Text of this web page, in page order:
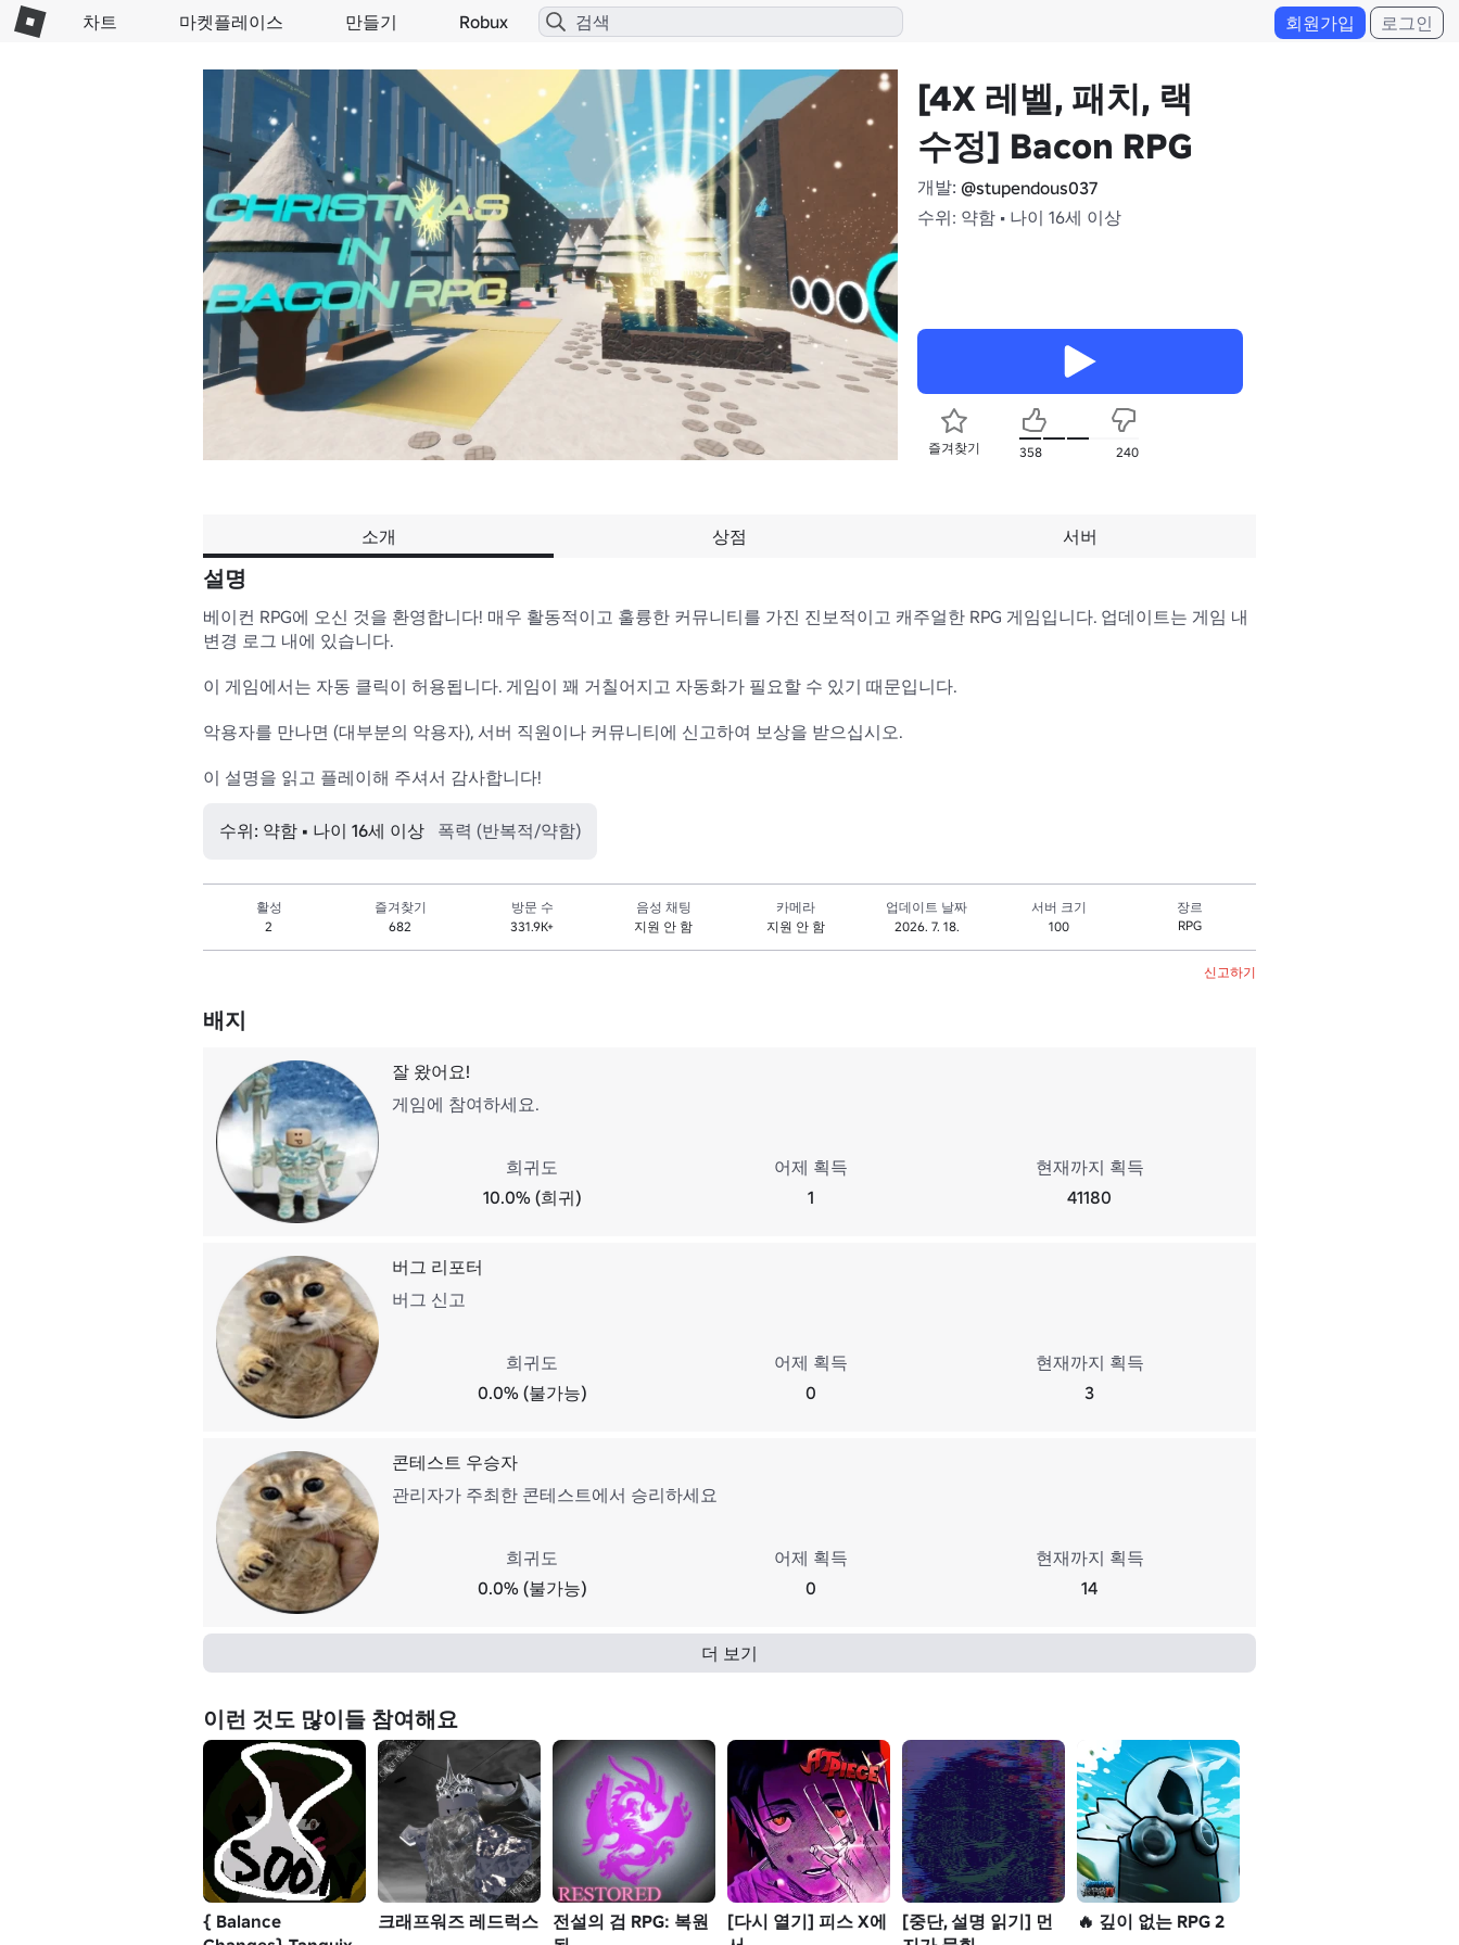
차트 마켓플레이스 만들기 Robux 회원가입 로그인
[4X 레벨, 패치, 랙
수정] Bacon RPG
개발: @stupendous037
수위: 약함 • 나이 16세 이상
즐겨찾기 358 240
소개 상점 서버
설명
베이컨 RPG에 오신 것을 환영합니다! 매우 활동적이고 훌륭한 커뮤니티를 가진 진보적이고 캐주얼한 RPG 게임입니다. 업데이트는 게임 내
변경 로그 내에 있습니다.
이 게임에서는 자동 클릭이 허용됩니다. 게임이 꽤 거칠어지고 자동화가 필요할 수 있기 때문입니다.
악용자를 만나면 (대부분의 악용자), 서버 직원이나 커뮤니티에 신고하여 보상을 받으십시오.
이 설명을 읽고 플레이해 주셔서 감사합니다!
수위: 약함 • 나이 16세 이상 폭력 (반복적/약함)
활성
2
즐겨찾기
682
방문 수
331.9K+
음성 채팅
지원 안 함
카메라
지원 안 함
업데이트 날짜
2026. 7. 18.
서버 크기
100
장르
RPG
신고하기
배지
잘 왔어요!
게임에 참여하세요.
희귀도
10.0% (희귀)
어제 획득
1
현재까지 획득
41180
버그 리포터
버그 신고
희귀도
0.0% (불가능)
어제 획득
0
현재까지 획득
3
콘테스트 우승자
관리자가 주최한 콘테스트에서 승리하세요
희귀도
0.0% (불가능)
어제 획득
0
현재까지 획득
14
더 보기
이런 것도 많이들 참여해요
{ Balance
크래프워즈 레드럭스
전설의 검 RPG: 복원
[다시 열기] 피스 X에
[중단, 설명 읽기] 먼
🔥 깊이 없는 RPG 2